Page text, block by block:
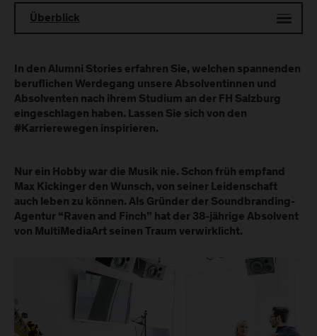
Überblick
In den Alumni Stories erfahren Sie, welchen spannenden
beruflichen Werdegang unsere Absolventinnen und
Absolventen nach ihrem Studium an der FH Salzburg
eingeschlagen haben. Lassen Sie sich von den
#Karrierewegen inspirieren.
Nur ein Hobby war die Musik nie. Schon früh empfand
Max Kickinger den Wunsch, von seiner Leidenschaft
auch leben zu können. Als Gründer der Soundbranding-
Agentur “Raven and Finch” hat der 38-jährige Absolvent
von MultiMediaArt seinen Traum verwirklicht.